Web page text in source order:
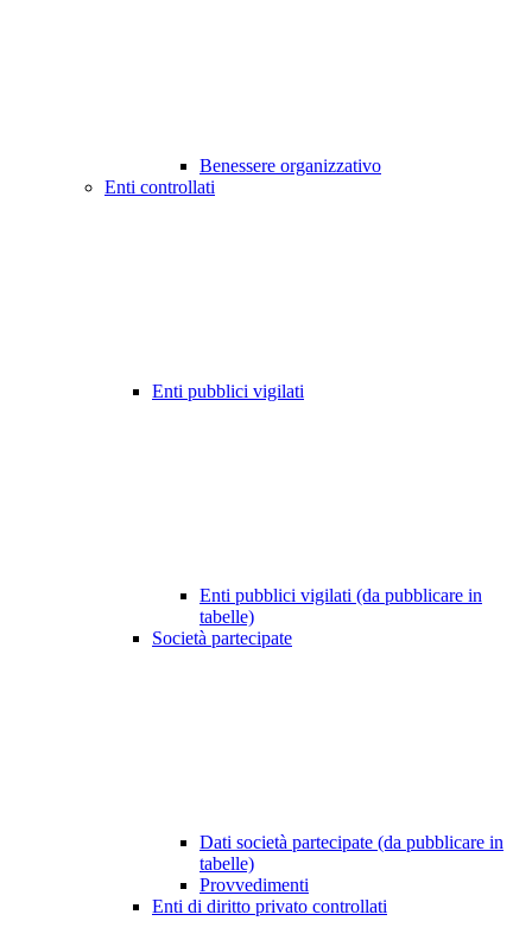
Benessere organizzativo
Enti controllati
Enti pubblici vigilati
Enti pubblici vigilati (da pubblicare in
tabelle)
Società partecipate
Dati società partecipate (da pubblicare in
tabelle)
Provvedimenti
Enti di diritto privato controllati